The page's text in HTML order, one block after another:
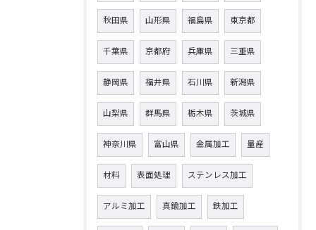
秋田県 山形県 福島県 東京都
千葉県 京都府 兵庫県 三重県
静岡県 福井県 石川県 新潟県
山梨県 群馬県 栃木県 茨城県
神奈川県 富山県 金属加工 量産
材料 表面処理 ステンレス加工
アルミ加工 真鍮加工 鉄加工